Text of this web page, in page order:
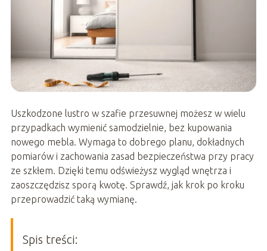
Uszkodzone lustro w szafie przesuwnej możesz w wielu
przypadkach wymienić samodzielnie, bez kupowania
nowego mebla. Wymaga to dobrego planu, dokładnych
pomiarów i zachowania zasad bezpieczeństwa przy pracy
ze szkłem. Dzięki temu odświeżysz wygląd wnętrza i
zaoszczędzisz sporą kwotę. Sprawdź, jak krok po kroku
przeprowadzić taką wymianę.
Spis treści: